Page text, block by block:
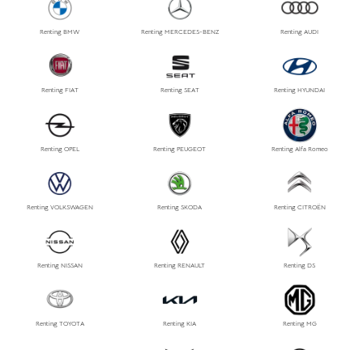
Renting BMW Renting MERCEDES-BENZ Renting AUDI
Renting FIAT Renting SEAT Renting HYUNDAI
Renting OPEL Renting PEUGEOT Renting Alfa Romeo
Renting VOLKSWAGEN Renting SKODA Renting CITROËN
Renting NISSAN Renting RENAULT Renting DS
Renting TOYOTA Renting KIA Renting MG